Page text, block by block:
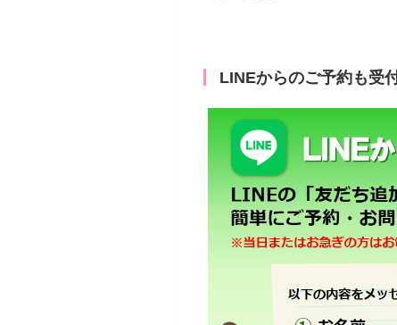
LINEからのご予約も受